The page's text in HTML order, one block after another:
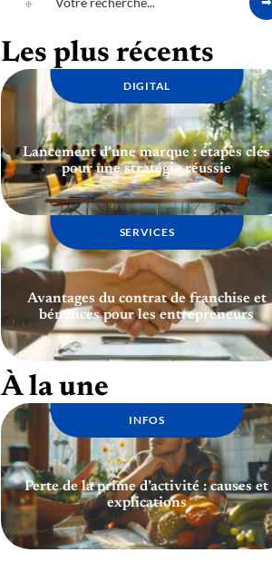
Les plus récents
DIGITAL
Lancement d’une marque : étapes clés
pour une stratégie réussie
SERVICES
Avantages du contrat de franchise et
bénéfices pour les entrepreneurs
À la une
INFOS
Perte de la prime d’activité : causes et
explications